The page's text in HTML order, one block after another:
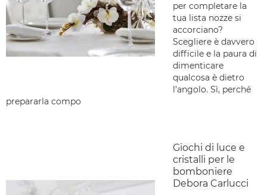
per completare la
tua lista nozze si
accorciano?
Scegliere è davvero
difficile e la paura di
dimenticare
qualcosa è dietro
l'angolo. Sì, perché
prepararla compo
Giochi di luce e
cristalli per le
bomboniere
Debora Carlucci